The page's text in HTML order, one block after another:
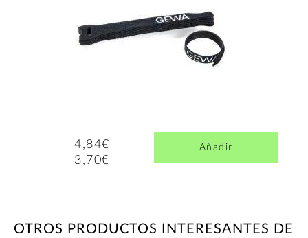
4,84€
3,70€
Añadir
OTROS PRODUCTOS INTERESANTES DE